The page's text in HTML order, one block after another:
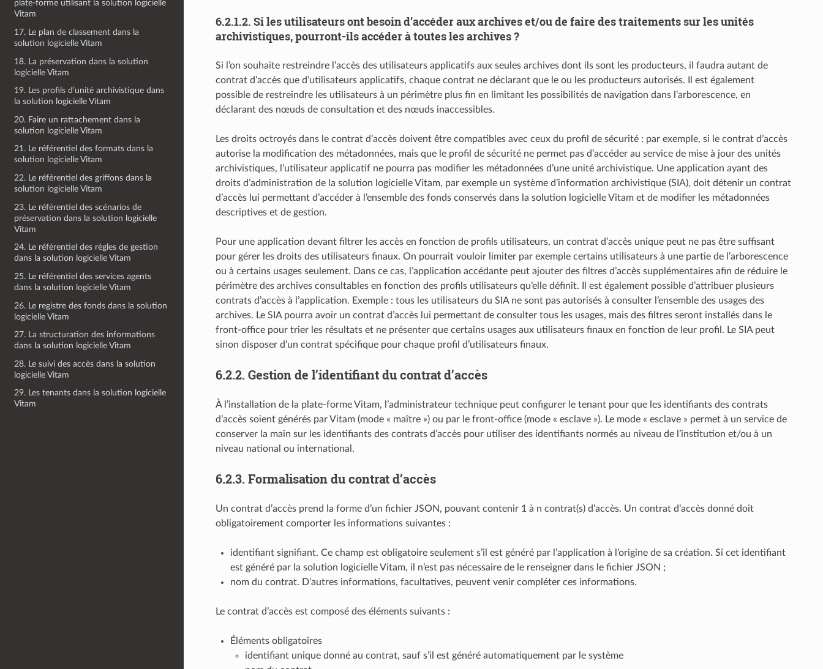
plate-forme utilisant la solution logicielle
Vitam
17. Le plan de classement dans la
solution logicielle Vitam
18. La préservation dans la solution
logicielle Vitam
19. Les profils d’unité archivistique dans
la solution logicielle Vitam
20. Faire un rattachement dans la
solution logicielle Vitam
21. Le référentiel des formats dans la
solution logicielle Vitam
22. Le référentiel des griffons dans la
solution logicielle Vitam
23. Le référentiel des scénarios de
préservation dans la solution logicielle
Vitam
24. Le référentiel des règles de gestion
dans la solution logicielle Vitam
25. Le référentiel des services agents
dans la solution logicielle Vitam
26. Le registre des fonds dans la solution
logicielle Vitam
27. La structuration des informations
dans la solution logicielle Vitam
28. Le suivi des accès dans la solution
logicielle Vitam
29. Les tenants dans la solution logicielle
Vitam
6.2.1.2. Si les utilisateurs ont besoin d’accéder aux archives et/ou de faire des traitements sur les unités
archivistiques, pourront-ils accéder à toutes les archives ?
Si l’on souhaite restreindre l’accès des utilisateurs applicatifs aux seules archives dont ils sont les producteurs, il faudra autant de
contrat d’accès que d’utilisateurs applicatifs, chaque contrat ne déclarant que le ou les producteurs autorisés. Il est également
possible de restreindre les utilisateurs à un périmètre plus fin en limitant les possibilités de navigation dans l’arborescence, en
déclarant des nœuds de consultation et des nœuds inaccessibles.
Les droits octroyés dans le contrat d’accès doivent être compatibles avec ceux du profil de sécurité : par exemple, si le contrat d’accès
autorise la modification des métadonnées, mais que le profil de sécurité ne permet pas d’accéder au service de mise à jour des unités
archivistiques, l’utilisateur applicatif ne pourra pas modifier les métadonnées d’une unité archivistique. Une application ayant des
droits d’administration de la solution logicielle Vitam, par exemple un système d’information archivistique (SIA), doit détenir un contrat
d’accès lui permettant d’accéder à l’ensemble des fonds conservés dans la solution logicielle Vitam et de modifier les métadonnées
descriptives et de gestion.
Pour une application devant filtrer les accès en fonction de profils utilisateurs, un contrat d’accès unique peut ne pas être suffisant
pour gérer les droits des utilisateurs finaux. On pourrait vouloir limiter par exemple certains utilisateurs à une partie de l’arborescence
ou à certains usages seulement. Dans ce cas, l’application accédante peut ajouter des filtres d’accès supplémentaires afin de réduire le
périmètre des archives consultables en fonction des profils utilisateurs qu’elle définit. Il est également possible d’attribuer plusieurs
contrats d’accès à l’application. Exemple : tous les utilisateurs du SIA ne sont pas autorisés à consulter l’ensemble des usages des
archives. Le SIA pourra avoir un contrat d’accès lui permettant de consulter tous les usages, mais des filtres seront installés dans le
front-office pour trier les résultats et ne présenter que certains usages aux utilisateurs finaux en fonction de leur profil. Le SIA peut
sinon disposer d’un contrat spécifique pour chaque profil d’utilisateurs finaux.
6.2.2. Gestion de l’identifiant du contrat d’accès
À l’installation de la plate-forme Vitam, l’administrateur technique peut configurer le tenant pour que les identifiants des contrats
d’accès soient générés par Vitam (mode « maître ») ou par le front-office (mode « esclave »). Le mode « esclave » permet à un service de
conserver la main sur les identifiants des contrats d’accès pour utiliser des identifiants normés au niveau de l’institution et/ou à un
niveau national ou international.
6.2.3. Formalisation du contrat d’accès
Un contrat d’accès prend la forme d’un fichier JSON, pouvant contenir 1 à n contrat(s) d’accès. Un contrat d’accès donné doit
obligatoirement comporter les informations suivantes :
identifiant signifiant. Ce champ est obligatoire seulement s’il est généré par l’application à l’origine de sa création. Si cet identifiant
est généré par la solution logicielle Vitam, il n’est pas nécessaire de le renseigner dans le fichier JSON ;
nom du contrat. D’autres informations, facultatives, peuvent venir compléter ces informations.
Le contrat d’accès est composé des éléments suivants :
Éléments obligatoires
identifiant unique donné au contrat, sauf s’il est généré automatiquement par le système